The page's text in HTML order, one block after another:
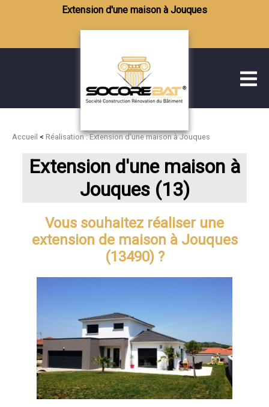
Extension d'une maison à Jouques
Accueil < Réalisation : Extension d'une maison à Jouques
Extension d'une maison à
Jouques (13)
Vous souhaitez réaliser une
extension de maison à Jouques
(13490) ?